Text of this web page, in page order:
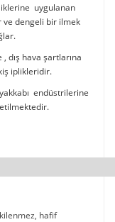
uygulanan
ve dengeli bir ilmek
dış hava şartlarına
iplikleridir.
endüstrilerine
hafif